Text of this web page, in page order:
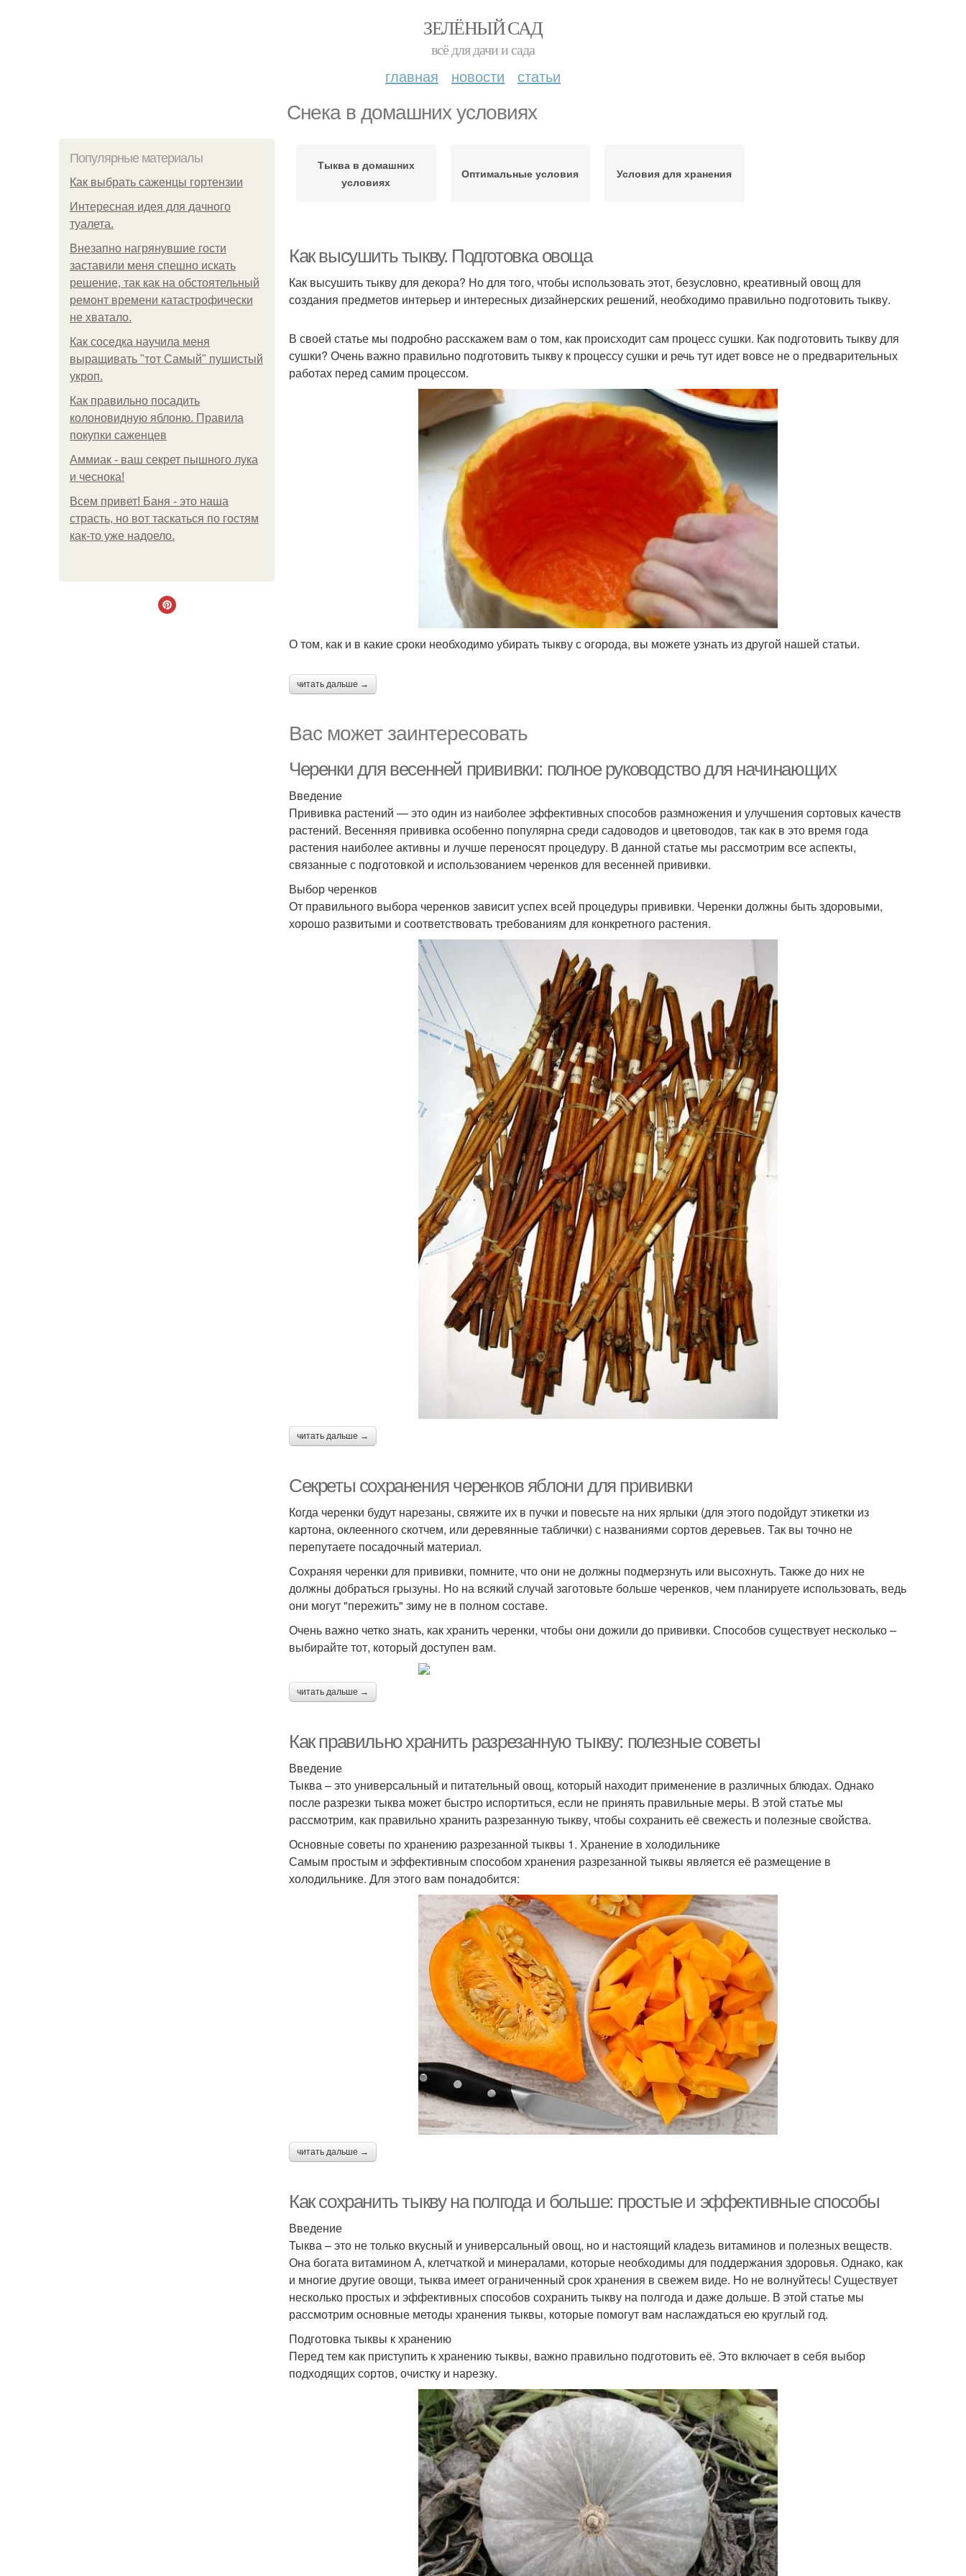
ЗЕЛЁНЫЙ САД
всё для дачи и сада
главная новости статьи
Снека в домашних условиях
Популярные материалы
Как выбрать саженцы гортензии
Интересная идея для дачного
туалета.
Внезапно нагрянувшие гости
заставили меня спешно искать
решение, так как на обстоятельный
ремонт времени катастрофически
не хватало.
Как соседка научила меня
выращивать "тот Самый" пушистый
укроп.
Как правильно посадить
колоновидную яблоню. Правила
покупки саженцев
Аммиак - ваш секрет пышного лука
и чеснока!
Всем привет! Баня - это наша
страсть, но вот таскаться по гостям
как-то уже надоело.
Тыква в домашних
условиях
Оптимальные условия Условия для хранения
Как высушить тыкву. Подготовка овоща
Как высушить тыкву для декора? Но для того, чтобы использовать этот, безусловно, креативный овощ для
создания предметов интерьер и интересных дизайнерских решений, необходимо правильно подготовить тыкву.
В своей статье мы подробно расскажем вам о том, как происходит сам процесс сушки. Как подготовить тыкву для
сушки? Очень важно правильно подготовить тыкву к процессу сушки и речь тут идет вовсе не о предварительных
работах перед самим процессом.
О том, как и в какие сроки необходимо убирать тыкву с огорода, вы можете узнать из другой нашей статьи.
читать дальше →
Вас может заинтересовать
Черенки для весенней прививки: полное руководство для начинающих
Введение
Прививка растений — это один из наиболее эффективных способов размножения и улучшения сортовых качеств
растений. Весенняя прививка особенно популярна среди садоводов и цветоводов, так как в это время года
растения наиболее активны и лучше переносят процедуру. В данной статье мы рассмотрим все аспекты,
связанные с подготовкой и использованием черенков для весенней прививки.
Выбор черенков
От правильного выбора черенков зависит успех всей процедуры прививки. Черенки должны быть здоровыми,
хорошо развитыми и соответствовать требованиям для конкретного растения.
читать дальше →
Секреты сохранения черенков яблони для прививки
Когда черенки будут нарезаны, свяжите их в пучки и повесьте на них ярлыки (для этого подойдут этикетки из
картона, оклеенного скотчем, или деревянные таблички) с названиями сортов деревьев. Так вы точно не
перепутаете посадочный материал.
Сохраняя черенки для прививки, помните, что они не должны подмерзнуть или высохнуть. Также до них не
должны добраться грызуны. Но на всякий случай заготовьте больше черенков, чем планируете использовать, ведь
они могут "пережить" зиму не в полном составе.
Очень важно четко знать, как хранить черенки, чтобы они дожили до прививки. Способов существует несколько –
выбирайте тот, который доступен вам.
читать дальше →
Как правильно хранить разрезанную тыкву: полезные советы
Введение
Тыква – это универсальный и питательный овощ, который находит применение в различных блюдах. Однако
после разрезки тыква может быстро испортиться, если не принять правильные меры. В этой статье мы
рассмотрим, как правильно хранить разрезанную тыкву, чтобы сохранить её свежесть и полезные свойства.
Основные советы по хранению разрезанной тыквы 1. Хранение в холодильнике
Самым простым и эффективным способом хранения разрезанной тыквы является её размещение в
холодильнике. Для этого вам понадобится:
читать дальше →
Как сохранить тыкву на полгода и больше: простые и эффективные способы
Введение
Тыква – это не только вкусный и универсальный овощ, но и настоящий кладезь витаминов и полезных веществ.
Она богата витамином А, клетчаткой и минералами, которые необходимы для поддержания здоровья. Однако, как
и многие другие овощи, тыква имеет ограниченный срок хранения в свежем виде. Но не волнуйтесь! Существует
несколько простых и эффективных способов сохранить тыкву на полгода и даже дольше. В этой статье мы
рассмотрим основные методы хранения тыквы, которые помогут вам наслаждаться ею круглый год.
Подготовка тыквы к хранению
Перед тем как приступить к хранению тыквы, важно правильно подготовить её. Это включает в себя выбор
подходящих сортов, очистку и нарезку.